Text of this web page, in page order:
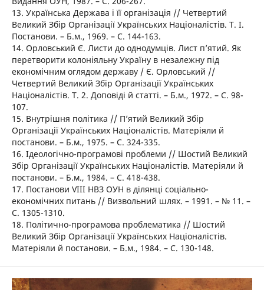
13. Українська Держава і її організація // Четвертий
Великий Збір Організації Українських Націоналістів. Т. І.
Постанови. – Б.м., 1969. – С. 144-163.
14. Орловський Є. Листи до однодумців. Лист п’ятий. Як
перетворити колоніяльну Україну в незалежну під
економічним оглядом державу / Є. Орловський //
Четвертий Великий Збір Організації Українських
Націоналістів. Т. 2. Доповіді й статті. – Б.м., 1972. – С. 98-
107.
15. Внутрішня політика // П’ятий Великий Збір
Організації Українських Націоналістів. Матеріяли й
постанови. – Б.м., 1975. – С. 324-335.
16. Ідеологічно-програмові проблеми // Шостий Великий
Збір Організації Українських Націоналістів. Матеріяли й
постанови. – Б.м., 1984. – С. 418-438.
17. Постанови VІІІ НВЗ ОУН в ділянці соціально-
економічних питань // Визвольний шлях. – 1991. – № 11. –
С. 1305-1310.
18. Політично-програмова проблематика // Шостий
Великий Збір Організації Українських Націоналістів.
Матеріяли й постанови. – Б.м., 1984. – С. 130-148.